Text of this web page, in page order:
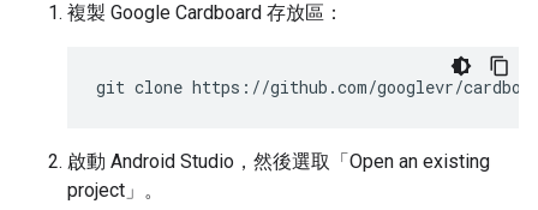
複製 Google Cardboard 存放區：
git clone
啟動 Android Studio，然後選取「Open an existing
project」 。